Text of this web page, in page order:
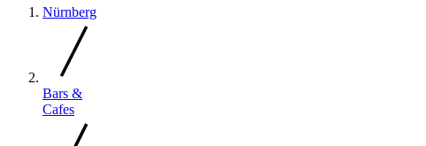
Nürnberg
Bars &
Cafes